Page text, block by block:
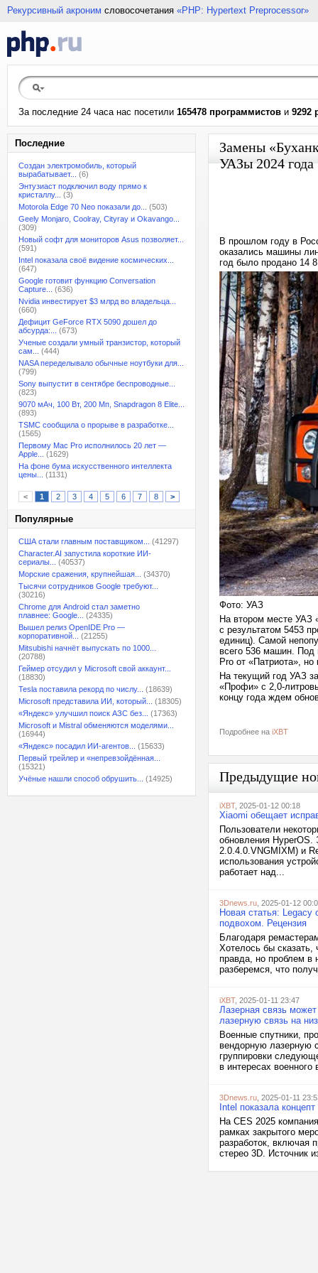
Рекурсивный акроним словосочетания «PHP: Hypertext Preprocessor»
За последние 24 часа нас посетили 165478 программистов и 9292
Последние
Создан электромобиль, который
вырабатывает...
(6)
Энтузиаст подключил воду прямо к
кристаллу...
(3)
Motorola Edge 70 Neo показали до...
(503)
Geely Monjaro, Coolray, Cityray и Okavango...
(309)
Новый софт для мониторов Asus позволяет...
(591)
Intel показала своё видение космических...
(647)
Google готовит функцию Conversation
Capture...
(636)
Nvidia инвестирует $3 млрд во владельца...
(660)
Дефицит GeForce RTX 5090 дошел до
абсурда:...
(673)
Ученые создали умный транзистор, который
сам...
(444)
NASA переделывало обычные ноутбуки для...
(799)
Sony выпустит в сентябре беспроводные...
(823)
9070 мАч, 100 Вт, 200 Мп, Snapdragon 8 Elite...
(893)
TSMC сообщила о прорыве в разработке...
(1565)
Первому Mac Pro исполнилось 20 лет —
Apple...
(1629)
На фоне бума искусственного интеллекта
цены...
(1131)
< 1 2 3 4 5 6 7 8 >
Популярные
США стали главным поставщиком...
(41297)
Character.AI запустила короткие ИИ-
сериалы...
(40537)
Морские сражения, крупнейшая...
(34370)
Тысячи сотрудников Google требуют...
(30216)
Chrome для Android стал заметно
плавнее: Google...
(24335)
Вышел релиз OpenIDE Pro —
корпоративной...
(21255)
Mitsubishi начнёт выпускать по 1000...
(20788)
Геймер отсудил у Microsoft свой аккаунт...
(18830)
Tesla поставила рекорд по числу...
(18639)
Microsoft представила ИИ, который...
(18305)
«Яндекс» улучшил поиск АЗС без...
(17363)
Microsoft и Mistral обменяются моделями...
(16944)
«Яндекс» посадил ИИ-агентов...
(15633)
Первый трейлер и «непревзойдённая...
(15321)
Учёные нашли способ обрушить...
(14925)
Замены
УАЗы 2024 года
В прошлом году в
оказались машины
год было продано 14
Фото: УАЗ
На втором месте УАЗ
с результатом 5453
единиц). Самой
всего 536 машин. Под
Pro от «Патриота»,
На текущий год УАЗ
«Профи» с 2,0-
концу года ждем
Подробнее на iXBT
Предыдущие
iXBT, 2025-01-12 00:18
Xiaomi обещает
Пользователи
обновления HyperOS.
2.0.4.0.VNGMIXM) и
использования
работает над...
3Dnews.ru , 2025-01-12
Новая статья:
подвохом. Рецензия
Благодаря
Хотелось бы сказать,
правда, но проблем в
разберемся, что
iXBT, 2025-01-11 23:47
Лазерная связь
лазерную связь на
Военные спутники,
вендорную лазерную
группировки
в интересах
3Dnews.ru , 2025-01-11
Intel показала
На CES 2025
рамках закрытого
разработок, включая
стерео 3D. Источник